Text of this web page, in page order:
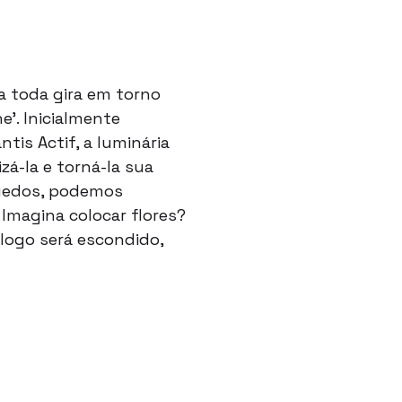
toda gira em torno
Inicialmente
Actif, a luminária
la e torná-la sua
podemos
colocar flores?
será escondido,